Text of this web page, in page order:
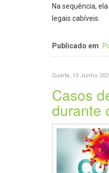
Na sequência,
legais cabíveis.
Publicado em
Quarta, 10 Junho
Casos
durante